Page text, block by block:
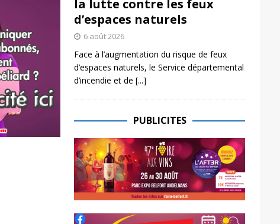
la lutte contre les feux
d’espaces naturels
6 août 2026
Face à l’augmentation du risque de feux
d’espaces naturels, le Service départemental
d’incendie et de [...]
PUBLICITES